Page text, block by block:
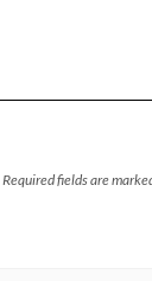
Required fields are